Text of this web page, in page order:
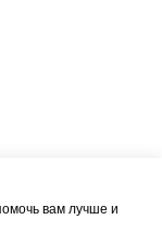
вам лучше и